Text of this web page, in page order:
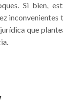
Si bien,
inconvenientes
que